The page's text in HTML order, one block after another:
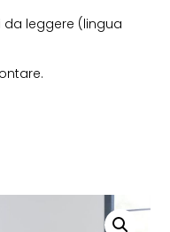
leggere (lingua